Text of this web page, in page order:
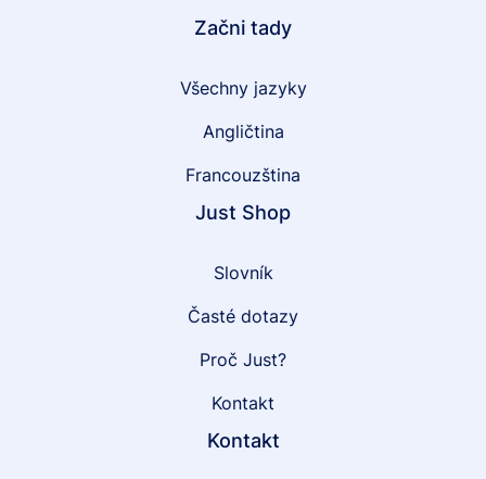
Začni tady
Všechny jazyky
Angličtina
Francouzština
Just Shop
Slovník
Časté dotazy
Proč Just?
Kontakt
Kontakt